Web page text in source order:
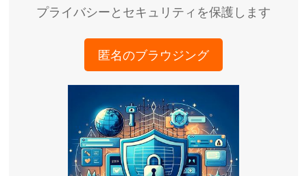
プライバシーとセキュリティを保護します
匿名のブラウジング